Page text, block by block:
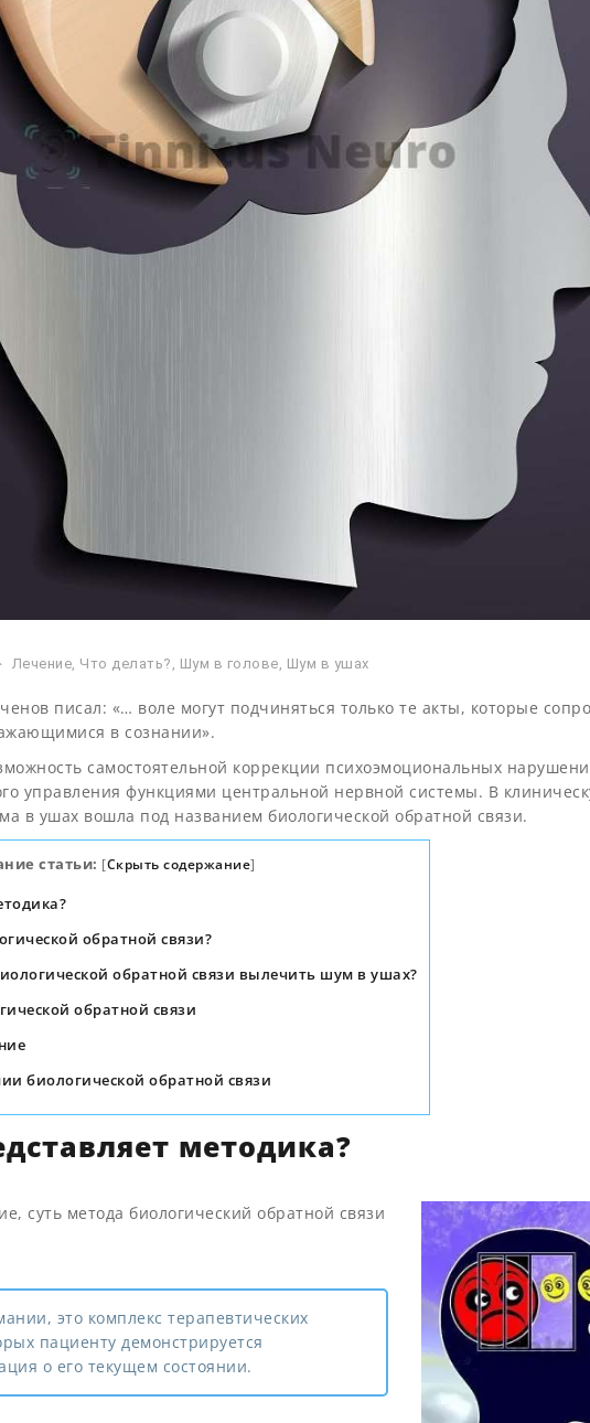
Лечение, Что делать? , Шум в голове, Шум в ушах
писал: «… воле могут подчиняться только те акты, которые
в сознании».
самостоятельной коррекции психоэмоциональных
управления функциями центральной нервной системы. В
в ушах вошла под названием биологической обратной связи.
статьи: [Скрыть содержание]
обратной связи?
обратной связи вылечить шум в ушах?
обратной связи
биологической обратной связи
методика?
суть метода биологический обратной связи
это комплекс терапевтических
пациенту демонстрируется
о его текущем состоянии.